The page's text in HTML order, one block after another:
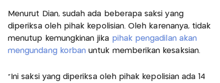
Menurut Dian, sudah ada beberapa saksi yang
diperiksa oleh pihak kepolisian. Oleh karenanya, tidak
menutup kemungkinan jika pihak pengadilan akan
mengundang korbanuntuk memberikan kesaksian.
"Ini saksi yang diperiksa oleh pihak kepolisian ada 14